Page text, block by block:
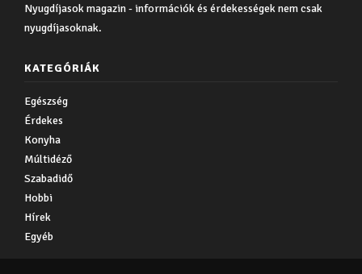
Nyugdíjasok magazin - információk és érdekességek nem csak
nyugdíjasoknak.
KATEGÓRIÁK
Egészség
Érdekes
Konyha
Múltidéző
Szabadidő
Hobbi
Hírek
Egyéb